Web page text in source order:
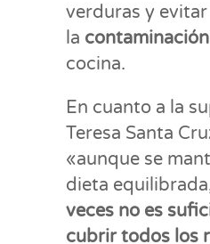
verduras y evitar
la
cocina.
En cuanto a la
Teresa Santa
«aunque se
dieta
veces no es
cubrir todos los